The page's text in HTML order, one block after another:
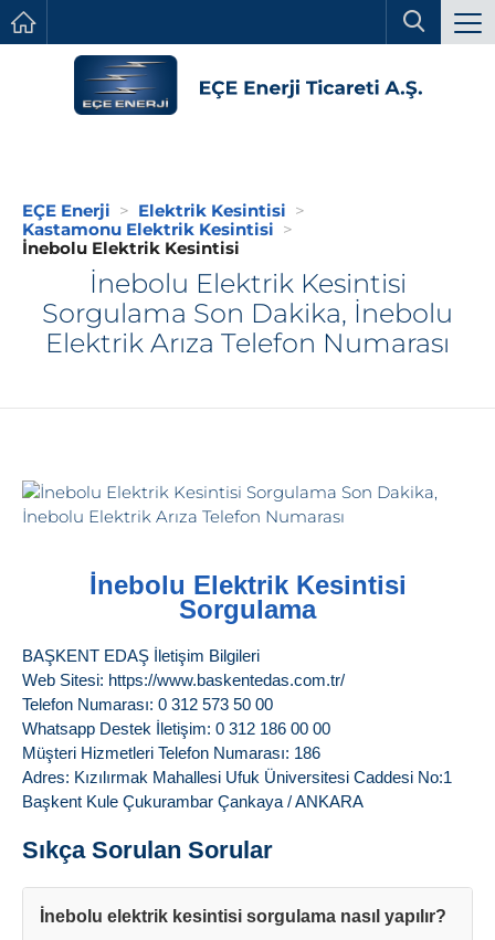
EÇE Enerji
Elektrik Kesintisi
Kastamonu Elektrik Kesintisi
İnebolu Elektrik Kesintisi
İnebolu Elektrik Kesintisi
Sorgulama Son Dakika, İnebolu
Elektrik Arıza Telefon Numarası
İnebolu Elektrik Kesintisi
Sorgulama
BAŞKENT EDAŞ İletişim Bilgileri
Web Sitesi: https://www.baskentedas.com.tr/
Telefon Numarası: 0 312 573 50 00
Whatsapp Destek İletişim: 0 312 186 00 00
Müşteri Hizmetleri Telefon Numarası: 186
Adres: Kızılırmak Mahallesi Ufuk Üniversitesi Caddesi No:1
Başkent Kule Çukurambar Çankaya / ANKARA
Sıkça Sorulan Sorular
İnebolu elektrik kesintisi sorgulama nasıl yapılır?